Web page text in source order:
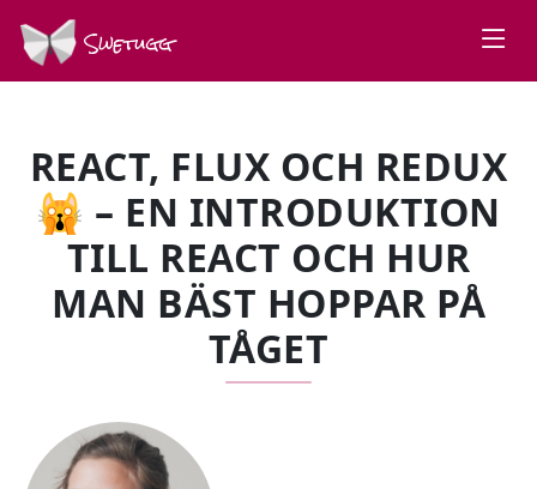
Swetugg
REACT, FLUX OCH REDUX
🙀 – EN INTRODUKTION
TILL REACT OCH HUR
MAN BÄST HOPPAR PÅ
TÅGET
SPEAKERS